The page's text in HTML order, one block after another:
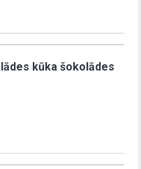
kūka šokolādes